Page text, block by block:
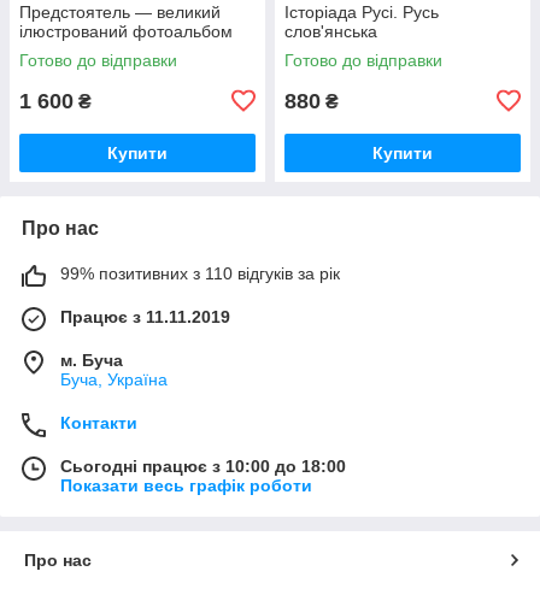
Предстоятель — великий
ілюстрований фотоальбом
Готово до відправки
1 600 ₴
Купити
Історіада Русі. Русь
слов'янська
Готово до відправки
880 ₴
Купити
Про нас
99% позитивних з 110 відгуків за рік
Працює з 11.11.2019
м. Буча
Буча, Україна
Контакти
Сьогодні працює з 10:00 до 18:00
Показати весь графік роботи
Про нас